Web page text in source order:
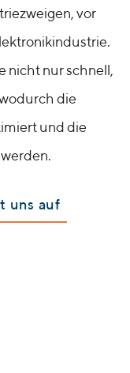
vor
nicht nur schnell,
die
und die
uns auf